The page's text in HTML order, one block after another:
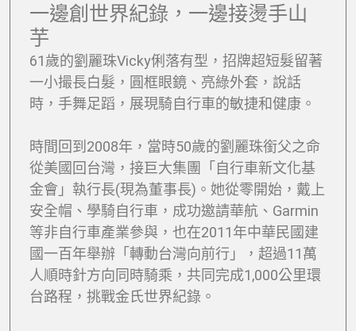
一邊創世界紀錄，一邊接燙手山
芋
61歲的劉麗珠Vicky俐落有型，招牌超短髮留著
一小撮長白髮，圓框眼鏡、亮綠外套，說話
時，手舞足蹈，展現騎自行車的敏捷和健康。
時間回到2008年，當時50歲的劉麗珠銜父之命
從美國回台灣，接巨大集團「自行車新文化基
金會」執行長(現為董事長)。她從零開始，戴上
安全帽、學騎自行車，成功邀請華航、Garmin
等非自行車產業參與，也在2011年中華民國建
國一百年舉辦「轉動台灣向前行」，超過11萬
人順時針方向同時騎乘，共同完成1,000公里環
台路程，挑戰金氏世界紀錄。